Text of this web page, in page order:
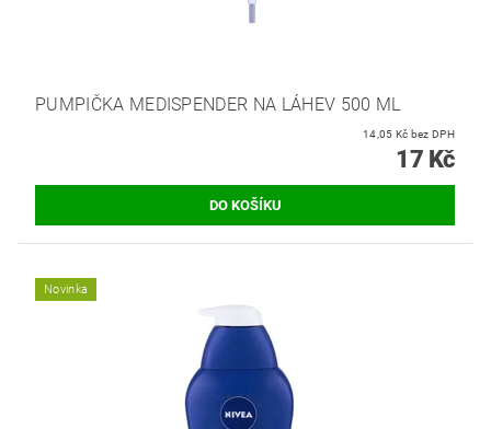
PUMPIČKA MEDISPENDER NA LÁHEV 500 ML
14,05 Kč bez DPH
17 Kč
Novinka